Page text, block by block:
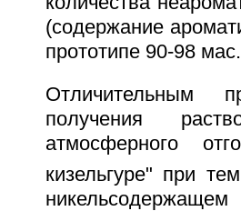
(содержание
прототипе 90-98
Отличительным
получения
атмосферного
кизельгуре" при